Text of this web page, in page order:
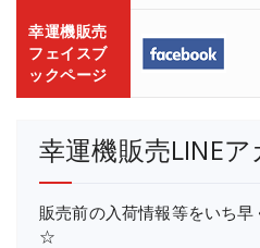
幸運機販売
フェイスブ
ックページ
幸運機販売LINE
販売前の入荷情報等をいち
☆